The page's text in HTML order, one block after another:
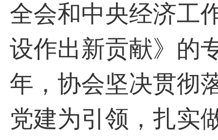
全会和中央经济工
设作出新贡献》的
年，协会坚决贯彻
党建为引领，扎实